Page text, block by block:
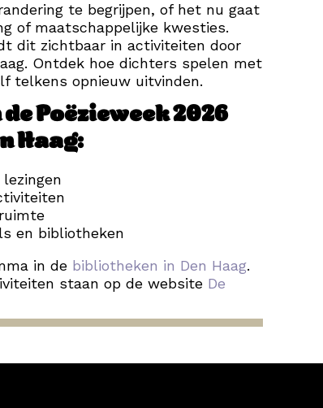
te begrijpen, of het nu gaat
of maatschappelijke kwesties.
dit zichtbaar in activiteiten door
Ontdek hoe dichters spelen met
telkens opnieuw uitvinden.
Poëzieweek 2026
Haag:
en bibliotheken
in de bibliotheken in Den Haag.
staan op de website De